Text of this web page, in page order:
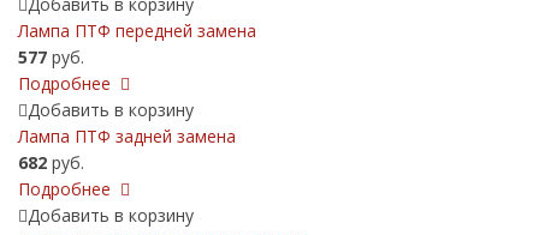
Добавить в корзину
Лампа ПТФ передней замена
577 руб.
Подробнее
Добавить в корзину
Лампа ПТФ задней замена
682 руб.
Подробнее
Добавить в корзину